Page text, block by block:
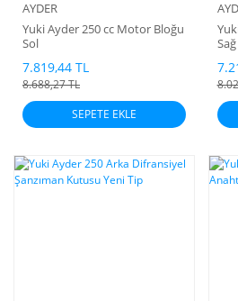
AYDER
Yuki Ayder 250 cc Motor Bloğu
Sol
7.819,44 TL
8.688,27 TL
SEPETE EKLE
Sağ